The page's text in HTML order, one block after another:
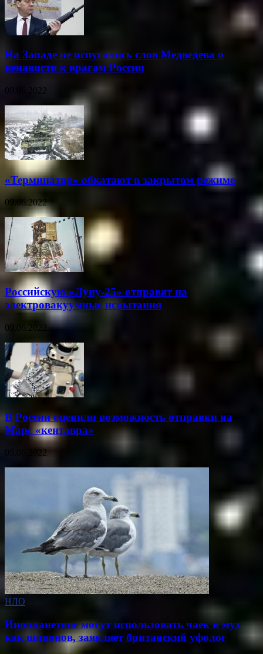
На Западе не испугались слов Медведева о
ненависти к врагам России
09.06.2022
«Терминатор» обкатают в закрытом режиме
09.06.2022
Российскую «Луну-25» отправят на
электровакуумные испытания
09.06.2022
В России оценили возможность отправки на
Марс «кентавра»
09.06.2022
НЛО
Инопланетяне могут использовать чаек и мух
как шпионов, заявляет британский уфолог